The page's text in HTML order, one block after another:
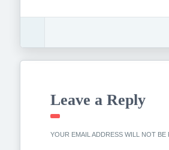
Leave a Reply
YOUR EMAIL ADDRESS WILL NOT BE